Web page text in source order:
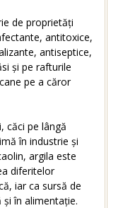
de proprietăți
antitoxice,
antiseptice,
și pe rafturile
pe a căror
căci pe lângă
în industrie și
argila este
diferitelor
iar ca sursă de
în alimentație.